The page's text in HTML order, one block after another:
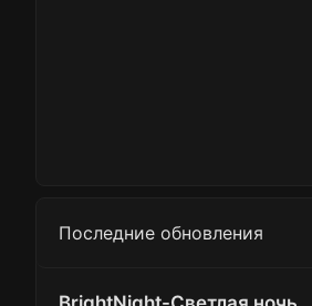
Последние обновления